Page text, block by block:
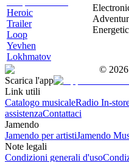
Heroic
Trailer
Loop
Yevhen
Lokhmatov
© 2026
Scarica l'app
Link utili
Catalogo musicaleRadio In-
assistenzaContattaci
Jamendo
Jamendo per artistiJamendo
Note legali
Condizioni generali d'uso